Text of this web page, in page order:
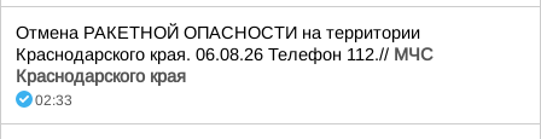
Отмена РАКЕТНОЙ ОПАСНОСТИ на территории
Краснодарского края. 06.08.26 Телефон 112.// МЧС
Краснодарского края
02:33